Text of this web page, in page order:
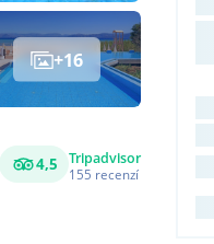
+16
4,5 Tripadvisor
155 recenzí